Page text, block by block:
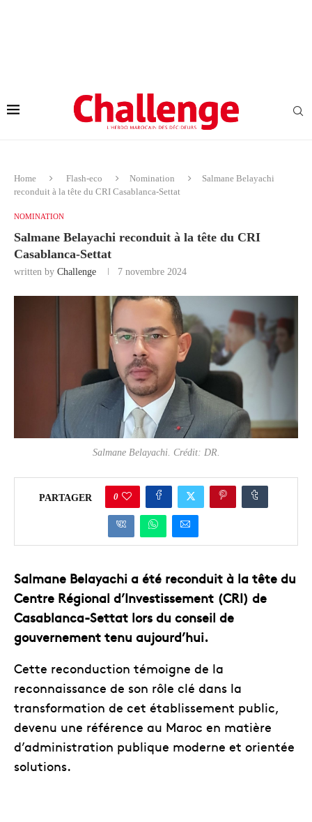
Home Flash-eco Nomination
Salmane Belayachi
reconduit à la tête du CRI Casablanca-Settat
NOMINATION
Salmane Belayachi reconduit à la tête du CRI
Casablanca-Settat
written by Challenge 7 novembre 2024
Salmane Belayachi. Crédit: DR.
PARTAGER 0
Salmane Belayachi a été reconduit à la tête du
Centre Régional d’Investissement (CRI) de
Casablanca-Settat lors du conseil de
gouvernement tenu aujourd’hui.
Cette reconduction témoigne de la
reconnaissance de son rôle clé dans la
transformation de cet établissement public,
devenu une référence au Maroc en matière
d’administration publique moderne et orientée
solutions.